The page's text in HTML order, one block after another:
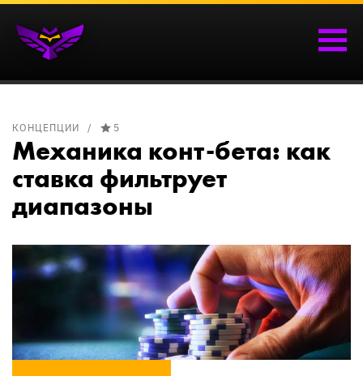
КОНЦЕПЦИИ 5
Механика конт-бета: как
ставка фильтрует
диапазоны